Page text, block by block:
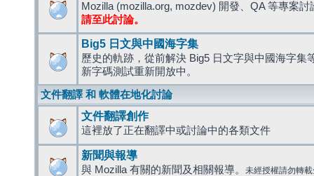
Mozilla (mozilla.org, mozdev) 開發、QA 等專案討
請至此討論。
Big5 日文與中國海字集
歷史的軌跡，從前解決 Big5 日文字與中國海字集
新字碼測試重新開放中。
文件翻譯 和 軟體在地化討論
文件翻譯創作
這裡放了正在翻譯中或討論中的各類文件
新聞與報導
與 Mozilla 有關的新聞及相關報導。 未經授權請勿轉